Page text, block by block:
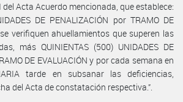
del Acta Acuerdo mencionada, que establece:
DE PENALIZACIÓN por TRAMO DE
verifiquen ahuellamientos que superen las
más QUINIENTAS (500) UNIDADES DE
DE EVALUACIÓN y por cada semana en
tarde en subsanar las deficiencias,
del Acta de constatación respectiva.”.